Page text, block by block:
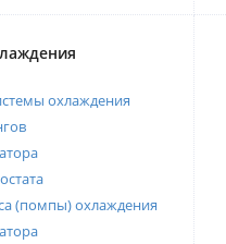
охлаждения
(помпы) охлаждения